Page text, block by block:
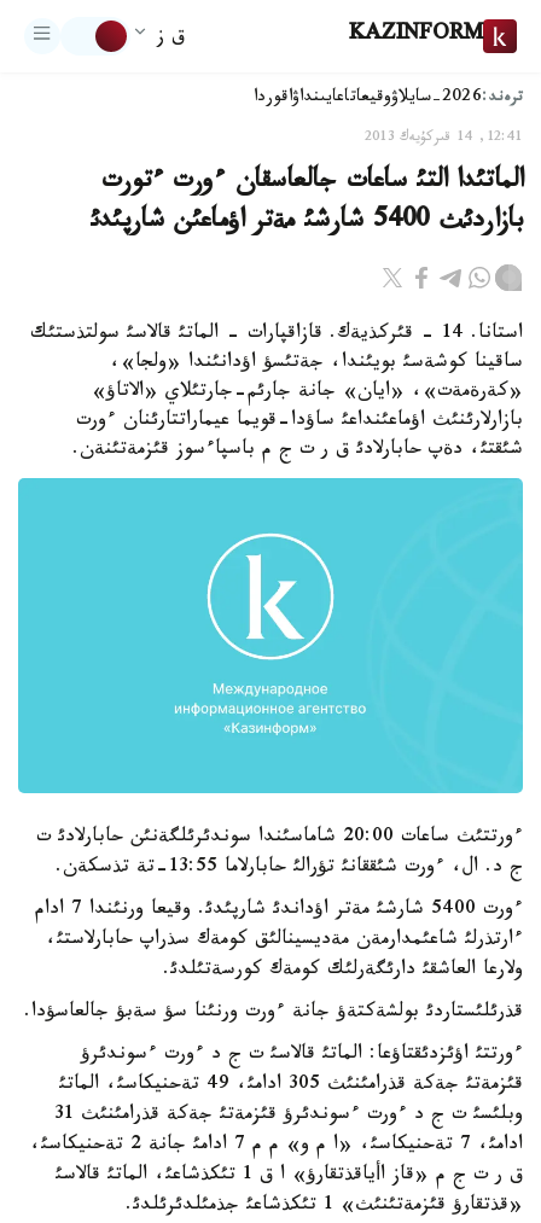
KAZINFORM ق ز
ترەند:2026-سايلاۋ وقيعاتاعايىنداۋاقوردا
12:41, 14 قىركۇيەك 2013
الماتئدا التئ ساعات جالعاسقان ءورت ءتورت
بازاردئث 5400 شارشئ مةتر اؤماعئن شارپئدئ
استانا. 14 - قئركذيةك. قازاقپارات - الماتئ قالاسئ سولتذستئك
ساقينا كوشةسئ بويئندا، جةتئسؤ اؤدانئندا «ولجا»،
«كةرةمةت»، «ايان» جانة جارئم-جارتئلاي «الاتاؤ»
بازارلارئنئث اؤماعئنداعئ ساؤدا-قويما عيماراتتارئنان ءورت
شئقتئ، دةپ حابارلادئ ق ر ت ج م باسپاءسوز قئزمةتئنةن.
ءورتتئث ساعات 20:00 شاماسئندا سوندئرئلگةنئن حابارلادئ ت
ج د. ال، ءورت شئققانئ تؤرالئ حابارلاما 13:55-تة تذسكةن.
ءورت 5400 شارشئ مةتر اؤداندئ شارپئدئ. وقيعا ورنئندا 7 ادام
ءارتذرلئ شاعئمدارمةن مةديسينالئق كومةك سذراپ حابارلاستئ،
ولارعا العاشقئ دارئگةرلئك كومةك كورسةتئلدئ.
قذرئلئستاردئ بولشةكتةؤ جانة ءورت ورنئنا سؤ سةبؤ جالعاسؤدا.
ءورتتئ اؤئزدئقتاؤعا: الماتئ قالاسئ ت ج د ءورت ءسوندئرؤ
قئزمةتئ جةكة قذرامئنئث 305 ادامئ، 49 تةحنيكاسئ، الماتئ
وبلئسئ ت ج د ءورت ءسوندئرؤ قئزمةتئ جةكة قذرامئنئث 31
ادامئ، 7 تةحنيكاسئ، «ا م و» م م 7 ادامئ جانة 2 تةحنيكاسئ،
ق ر ت ج م «قاز اأياقذتقارؤ» ا ق 1 تئكذشاعئ، الماتئ قالاسئ
«قذتقارؤ قئزمةتئنئث» 1 تئكذشاعئ جذمئلدئرئلدئ.